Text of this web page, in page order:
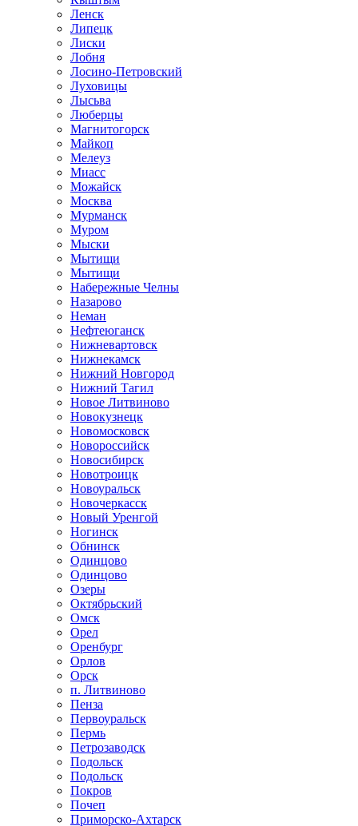
Ленск
Липецк
Лиски
Лобня
Лосино-Петровский
Луховицы
Лысьва
Люберцы
Магнитогорск
Майкоп
Мелеуз
Миасс
Можайск
Москва
Мурманск
Муром
Мыски
Мытищи
Мытищи
Набережные Челны
Назарово
Неман
Нефтеюганск
Нижневартовск
Нижнекамск
Нижний Новгород
Нижний Тагил
Новое Литвиново
Новокузнецк
Новомосковск
Новороссийск
Новосибирск
Новотроицк
Новоуральск
Новочеркасск
Новый Уренгой
Ногинск
Обнинск
Одинцово
Одинцово
Озеры
Октябрьский
Омск
Орел
Оренбург
Орлов
Орск
п. Литвиново
Пенза
Первоуральск
Пермь
Петрозаводск
Подольск
Подольск
Покров
Почеп
Приморско-Ахтарск